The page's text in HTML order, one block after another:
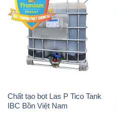
Chất tạo bọt Las P Tico Tank
IBC Bồn Việt Nam